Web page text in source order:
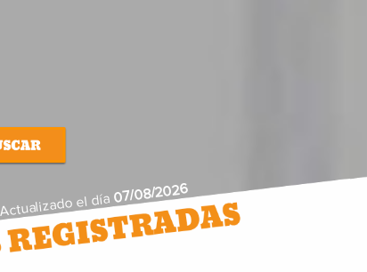
Actualizado el día07/08/2026